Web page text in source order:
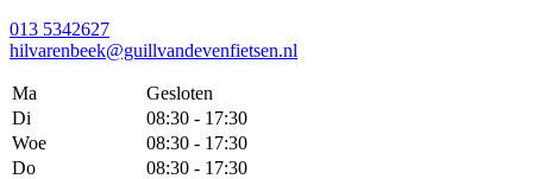
013 5342627
hilvarenbeek@guillvandevenfietsen.nl
Ma
Gesloten
Di
08:30 - 17:30
Woe
08:30 - 17:30
Do
08:30 - 17:30